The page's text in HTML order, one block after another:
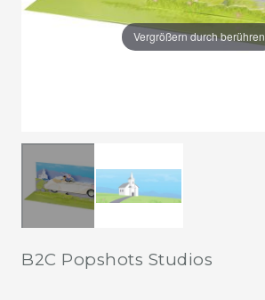
Vergrößern durch berühren
B2C Popshots Studios